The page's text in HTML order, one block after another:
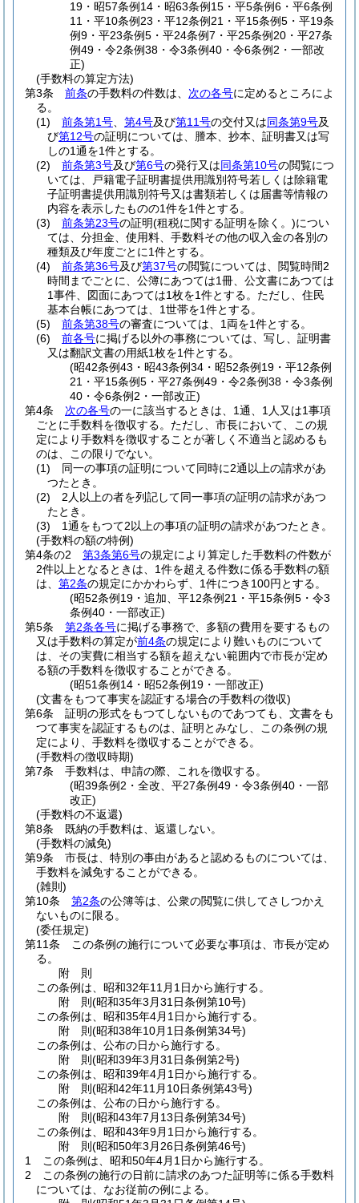
19・昭57条例14・昭63条例15・平5条例6・平6条例
11・平10条例23・平12条例21・平15条例5・平19条
例9・平23条例5・平24条例7・平25条例20・平27条
例49・令2条例38・令3条例40・令6条例2・一部改
正)
(手数料の算定方法)
第3条
前条の手数料の件数は、 次の各号に定めるところによ
る。
(1)
前条第1号 第4号及び第11号の交付又は同条第9号及
び第12号の証明については、謄本、抄本、証明書又は写
しの1通を1件とする。
(2)
前条第3号及び第6号の発行又は同条第10号の閲覧につ
いては、戸籍電子証明書提供用識別符号若しくは除籍電
子証明書提供用識別符号又は書類若しくは届書等情報の
内容を表示したものの1件を1件とする。
(3)
前条第23号の証明(租税に関する証明を除く。)につい
ては、分担金、使用料、手数料その他の収入金の各別の
種類及び年度ごとに1件とする。
(4)
前条第36号及び第37号の閲覧については、閲覧時間2
時間までごとに、公簿にあつては1冊、公文書にあつては
1事件、図面にあつては1枚を1件とする。 ただし、住民
基本台帳にあつては、1世帯を1件とする。
(5)
前条第38号の審査については、1両を1件とする。
(6)
前各号に掲げる以外の事務については、写し、証明書
又は翻訳文書の用紙1枚を1件とする。
(昭42条例43・昭43条例34・昭52条例19・平12条例
21・平15条例5・平27条例49・令2条例38・令3条例
40・令6条例2・一部改正)
第4条
次の各号の一に該当するときは、1通、1人又は1事項
ごとに手数料を徴収する。 ただし、市長において、この規
定により手数料を徴収することが著しく不適当と認めるも
のは、この限りでない。
(1)
同一の事項の証明について同時に2通以上の請求があ
つたとき。
(2)
2人以上の者を列記して同一事項の証明の請求があつ
たとき。
(3)
1通をもつて2以上の事項の証明の請求があつたとき。
(手数料の額の特例)
第4条の2
第3条第6号の規定により算定した手数料の件数が
2件以上となるときは、1件を超える件数に係る手数料の額
は、 第2条の規定にかかわらず、1件につき100円とする。
(昭52条例19・追加、平12条例21・平15条例5・令3
条例40・一部改正)
第5条
第2条各号に掲げる事務で、多額の費用を要するもの
又は手数料の算定が前4条の規定により難いものについて
は、その実費に相当する額を超えない範囲内で市長が定め
る額の手数料を徴収することができる。
(昭51条例14・昭52条例19・一部改正)
(文書をもつて事実を認証する場合の手数料の徴収)
第6条
証明の形式をもつてしないものであつても、文書をも
つて事実を認証するものは、証明とみなし、この条例の規
定により、手数料を徴収することができる。
(手数料の徴収時期)
第7条
手数料は、申請の際、これを徴収する。
(昭39条例2・全改、平27条例49・令3条例40・一部
改正)
(手数料の不返還)
第8条
既納の手数料は、返還しない。
(手数料の減免)
第9条
市長は、特別の事由があると認めるものについては、
手数料を減免することができる。
(雑則)
第10条
第2条の公簿等は、公衆の閲覧に供してさしつかえ
ないものに限る。
(委任規定)
第11条
この条例の施行について必要な事項は、市長が定め
る。
附 則
この条例は、昭和32年11月1日から施行する。
附 則(昭和35年3月31日条例第10号)
この条例は、昭和35年4月1日から施行する。
附 則(昭和38年10月1日条例第34号)
この条例は、公布の日から施行する。
附 則(昭和39年3月31日条例第2号)
この条例は、昭和39年4月1日から施行する。
附 則(昭和42年11月10日条例第43号)
この条例は、公布の日から施行する。
附 則(昭和43年7月13日条例第34号)
この条例は、昭和43年9月1日から施行する。
附 則(昭和50年3月26日条例第46号)
1
この条例は、昭和50年4月1日から施行する。
2
この条例の施行の日前に請求のあつた証明等に係る手数料
については、なお従前の例による。